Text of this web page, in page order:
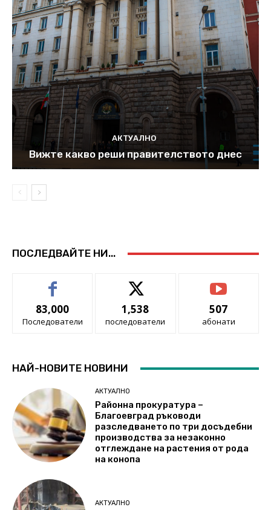
АКТУАЛНО
Вижте какво реши правителството днес
ПОСЛЕДВАЙТЕ НИ...
83,000
Последователи
1,538
последователи
507
абонати
НАЙ-НОВИТЕ НОВИНИ
АКТУАЛНО
Районна прокуратура –
Благоевград ръководи
разследването по три досъдебни
производства за незаконно
отглеждане на растения от рода
на конопа
АКТУАЛНО